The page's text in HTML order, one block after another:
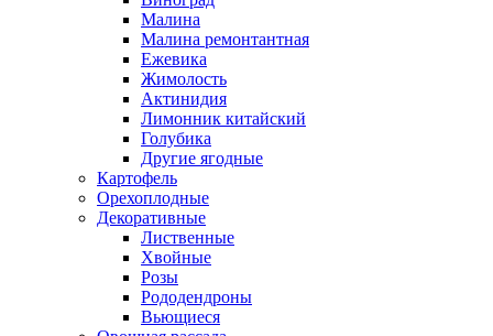
Малина
Малина ремонтантная
Ежевика
Жимолость
Актинидия
Лимонник китайский
Голубика
Другие ягодные
Картофель
Орехоплодные
Декоративные
Лиственные
Хвойные
Розы
Рододендроны
Вьющиеся